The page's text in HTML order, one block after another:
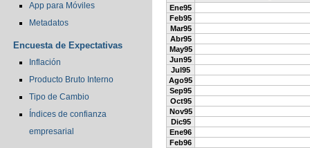
App para Móviles
Metadatos
Encuesta de Expectativas
Inflación
Producto Bruto Interno
Tipo de Cambio
Índices de confianza
empresarial
Ene95
Feb95
Mar95
Abr95
May95
Jun95
Jul95
Ago95
Sep95
Oct95
Nov95
Dic95
Ene96
Feb96